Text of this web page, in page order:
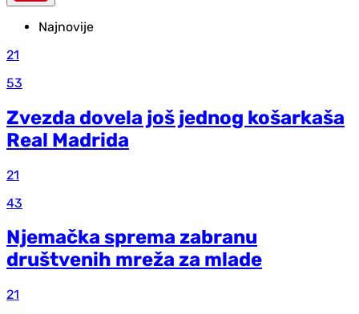
Najnovije
21
53
Zvezda dovela još jednog košarkaša
Real Madrida
21
43
Njemačka sprema zabranu
društvenih mreža za mlade
21